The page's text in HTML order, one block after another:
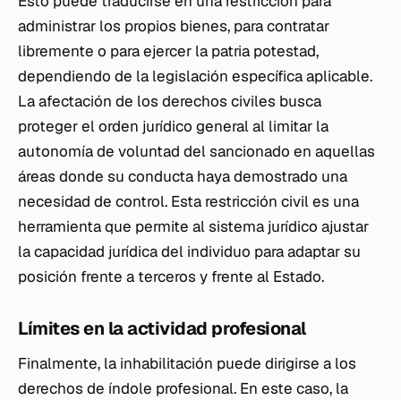
administrar los propios bienes, para contratar
libremente o para ejercer la patria potestad,
dependiendo de la legislación específica aplicable.
La afectación de los derechos civiles busca
proteger el orden jurídico general al limitar la
autonomía de voluntad del sancionado en aquellas
áreas donde su conducta haya demostrado una
necesidad de control. Esta restricción civil es una
herramienta que permite al sistema jurídico ajustar
la capacidad jurídica del individuo para adaptar su
posición frente a terceros y frente al Estado.
Límites en la actividad profesional
Finalmente, la inhabilitación puede dirigirse a los
derechos de índole profesional. En este caso, la